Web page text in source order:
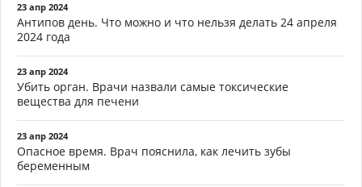
23 апр 2024
Антипов день. Что можно и что нельзя делать 24 апреля
2024 года
23 апр 2024
Убить орган. Врачи назвали самые токсические
вещества для печени
23 апр 2024
Опасное время. Врач пояснила, как лечить зубы
беременным